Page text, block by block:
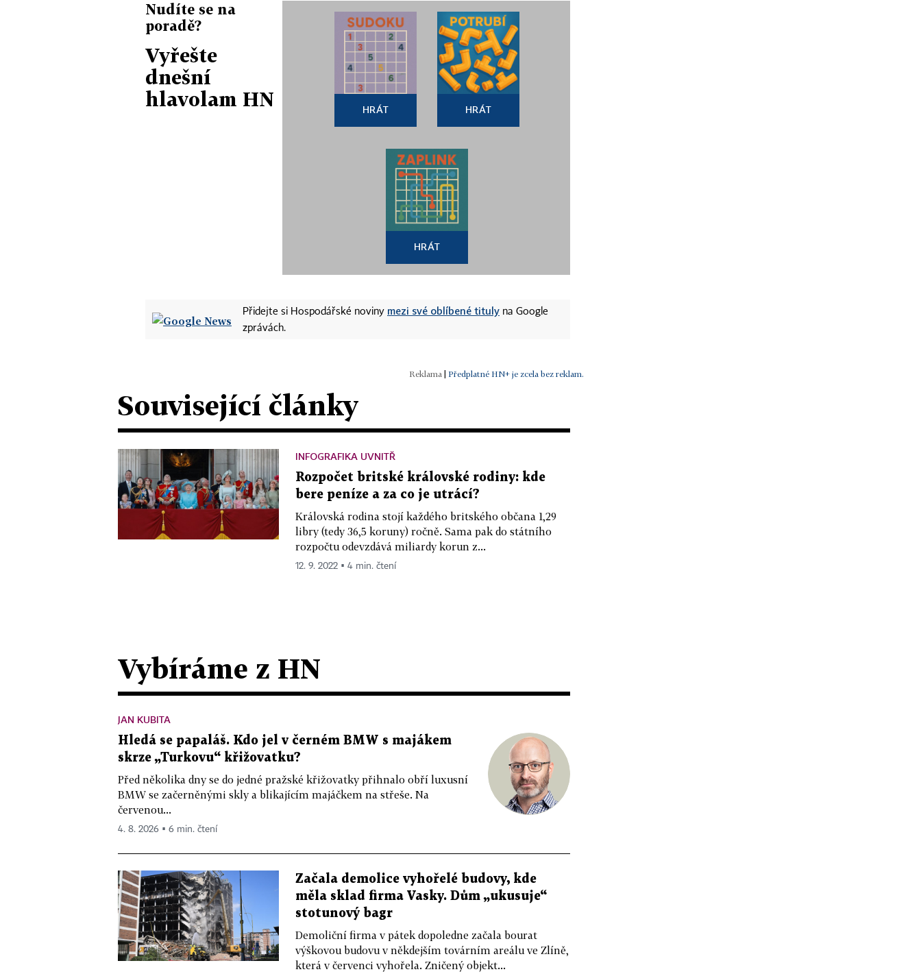
Nudíte se na
poradě?
Vyřešte
dnešní
hlavolam HN
HRÁT HRÁT
HRÁT
Přidejte si Hospodářské noviny mezi své oblíbené tituly na Google
zprávách.
Předplatné HN+ je zcela bez reklam.
Související články
INFOGRAFIKA UVNITŘ
Rozpočet britské královské rodiny: kde
bere peníze a za co je utrácí?
Královská rodina stojí každého britského občana 1,29
libry (tedy 36,5 koruny) ročně. Sama pak do státního
rozpočtu odevzdává miliardy korun z...
12. 9. 2022 ▪ 4 min. čtení
Vybíráme z HN
JAN KUBITA
Hledá se papaláš. Kdo jel v černém BMW s majákem
skrze „Turkovu“ křižovatku?
Před několika dny se do jedné pražské křižovatky přihnalo obří luxusní
BMW se začerněnými skly a blikajícím majáčkem na střeše. Na
červenou...
4. 8. 2026 ▪ 6 min. čtení
Začala demolice vyhořelé budovy, kde
měla sklad firma Vasky. Dům „ukusuje“
stotunový bagr
Demoliční firma v pátek dopoledne začala bourat
výškovou budovu v někdejším továrním areálu ve Zlíně,
která v červenci vyhořela. Zničený objekt...